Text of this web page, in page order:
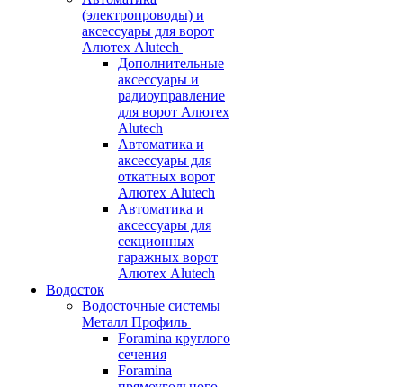
(электропроводы) и
аксессуары для ворот
Алютех Alutech
Дополнительные
аксессуары и
радиоуправление
для ворот Алютех
Alutech
Автоматика и
аксессуары для
откатных ворот
Алютех Alutech
Автоматика и
аксессуары для
секционных
гаражных ворот
Алютех Alutech
Водосток
Водосточные системы
Металл Профиль
Foramina круглого
сечения
Foramina